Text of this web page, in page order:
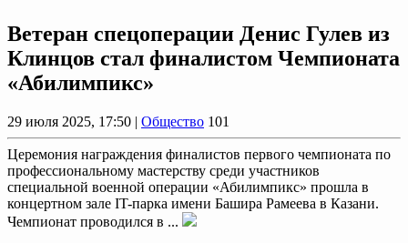
Ветеран спецоперации Денис Гулев из
Клинцов стал финалистом Чемпионата
«Абилимпикс»
29 июля 2025, 17:50 | Общество 101
Церемония награждения финалистов первого чемпионата по
профессиональному мастерству среди участников
специальной военной операции «Абилимпикс» прошла в
концертном зале IT-парка имени Башира Рамеева в Казани.
Чемпионат проводился в ...